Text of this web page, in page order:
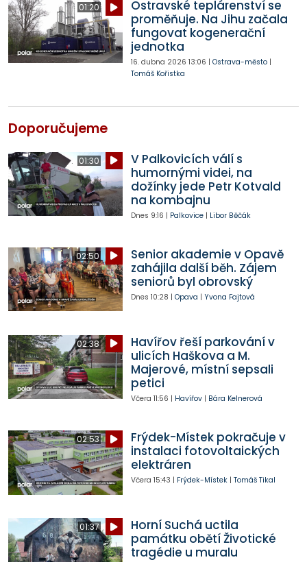
01:20
Ostravské teplárenství se
proměňuje. Na Jihu začala
fungovat kogenerační
jednotka
16. dubna 2026 13:06 | Ostrava-město|
Tomáš Kořistka
Doporučujeme
01:30
V Palkovicích válí s
humornými videi, na
dožínky jede Petr Kotvald
na kombajnu
Dnes 9:16 | Palkovice| Libor Běčák
02:50
Senior akademie v Opavě
zahájila další běh. Zájem
seniorů byl obrovský
Dnes 10:28 | Opava | Yvona Fajtová
02:38
Havířov řeší parkování v
ulicích Haškova a M.
Majerové, místní sepsali
petici
Včera 11:56 | Havířov| Bára Kelnerová
02:53
Frýdek-Místek pokračuje v
instalaci fotovoltaických
elektráren
Včera 15:43 | Frýdek-Místek| Tomáš Tikal
01:37
Horní Suchá uctila
památku obětí Životické
tragédie u muralu